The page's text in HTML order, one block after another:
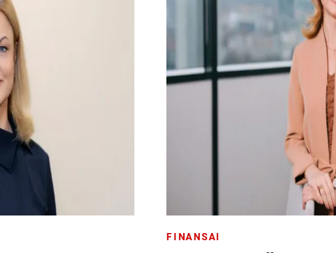
FINANSAI